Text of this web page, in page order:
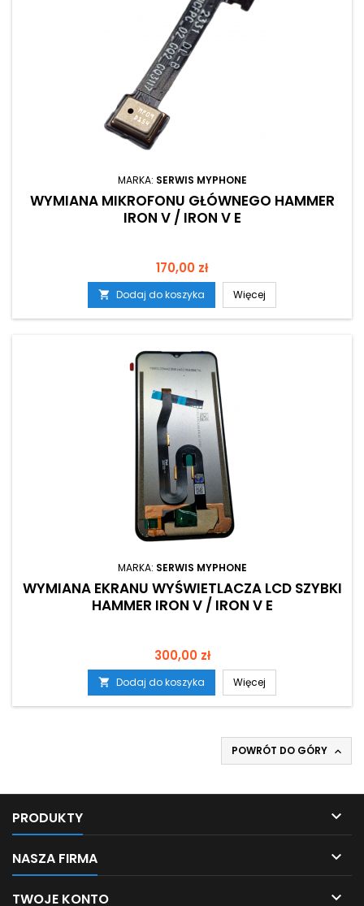
MARKA: SERWIS MYPHONE
WYMIANA MIKROFONU GŁÓWNEGO HAMMER
IRON V / IRON V E
Cena
170,00 zł
 Dodaj do koszyka Więcej
MARKA: SERWIS MYPHONE
WYMIANA EKRANU WYŚWIETLACZA LCD SZYBKI
HAMMER IRON V / IRON V E
Cena
300,00 zł
 Dodaj do koszyka Więcej
POWRÓT DO GÓRY 
PRODUKTY 
NASZA FIRMA 
TWOJE KONTO 